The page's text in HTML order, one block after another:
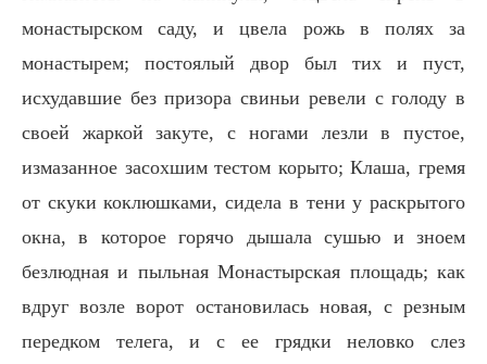
монастырском саду, и цвела рожь в полях за
монастырем; постоялый двор был тих и пуст,
исхудавшие без призора свиньи ревели с голоду в
своей жаркой закуте, с ногами лезли в пустое,
измазанное засохшим тестом корыто; Клаша, гремя
от скуки коклюшками, сидела в тени у раскрытого
окна, в которое горячо дышала сушью и зноем
безлюдная и пыльная Монастырская площадь; как
вдруг возле ворот остановилась новая, с резным
передком телега, и с ее грядки неловко слез